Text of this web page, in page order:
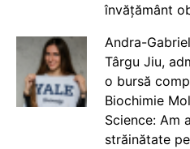
învățământ
Andra-
Târgu Jiu,
o bursă
Biochimie
Science: Am
străinătate